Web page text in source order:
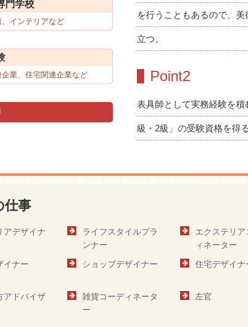
門学校
インテリアなど
業、住宅関連企業など
を行うこともあるので、
立つ。
Point2
表具師として実務経験を
級・2級」の受験資格を得
仕事
アデザイナ
ライフスタイルプラ
ンナー
エクステリア
ィネーター
イナー ショップデザイナー 住宅デザイナ
アドバイザ
雑貨コーディネータ
ー
左官